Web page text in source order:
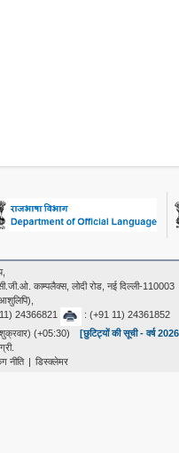
काम्पलैक्स, लोदी रोड, नई दिल्ली-110003
24366821
: (+91 11) 24361852
शुक्रवार) (+05:30)
[छुटिट्यों की सूची - वर्ष
नीति डिस्क्लेमर